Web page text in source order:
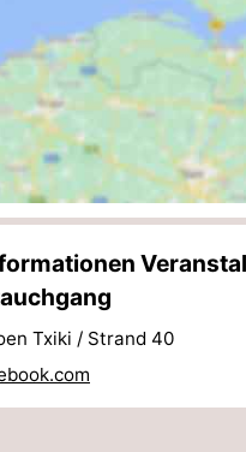
Txiki / Strand 40